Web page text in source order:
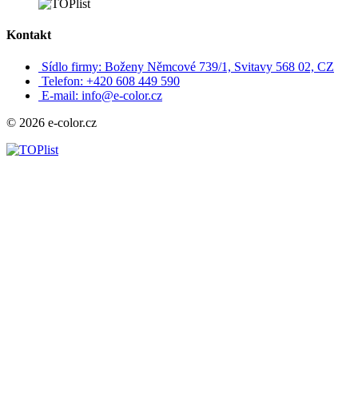
Kontakt
Sídlo firmy: Boženy Němcové 739/1, Svitavy 568 02, CZ
Telefon: +420 608 449 590
E-mail: info@e-color.cz
© 2026 e-color.cz